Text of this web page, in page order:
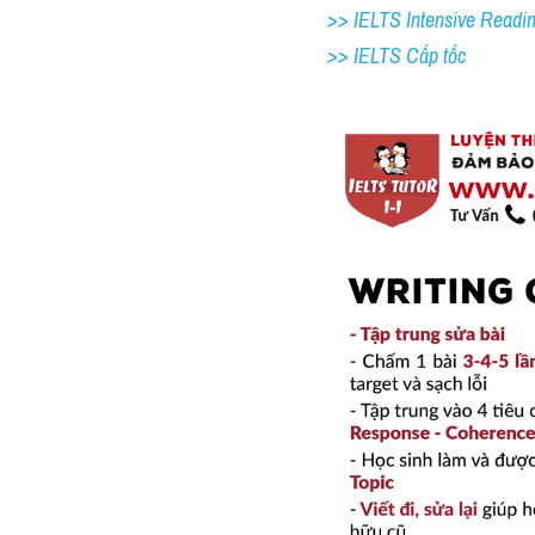
>> IELTS Intensive
>> IELTS Cấp tốc